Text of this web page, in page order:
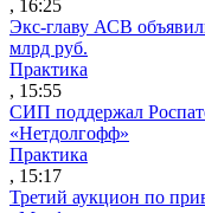
, 16:25
Экс-главу АСВ
млрд руб.
Практика
, 15:55
СИП поддержал
«Нетдолгофф»
Практика
, 15:17
Третий аукцион по